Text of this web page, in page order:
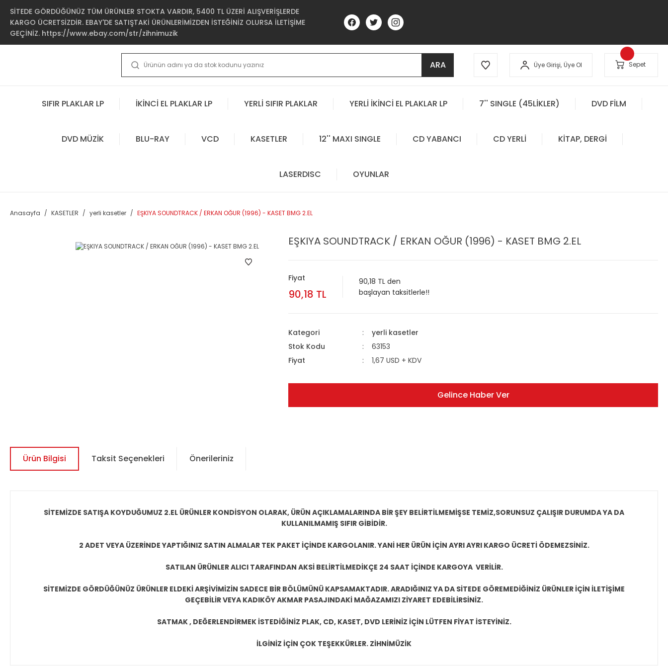
SİTEDE GÖRDÜĞÜNÜZ TÜM ÜRÜNLER STOKTA VARDIR, 5400 TL ÜZERİ ALIŞVERİŞLERDE
KARGO ÜCRETSİZDİR. EBAY'DE SATIŞTAKİ ÜRÜNLERİMİZDEN İSTEĞİNİZ OLURSA İLETİŞİME
GEÇİNİZ. https://www.ebay.com/str/zihnimuzik
ARA Üye Girişi, Üye Ol Sepet
SIFIR PLAKLAR LP İKİNCİ EL PLAKLAR LP YERLİ SIFIR PLAKLAR YERLİ İKİNCİ EL PLAKLAR LP 7'' SINGLE (45LİKLER) DVD FİLM
DVD MÜZİK BLU-RAY VCD KASETLER 12'' MAXI SINGLE CD YABANCI CD YERLİ KİTAP, DERGİ
LASERDISC OYUNLAR
Anasayfa KASETLER yerli kasetler EŞKIYA SOUNDTRACK / ERKAN OĞUR (1996) - KASET BMG 2.EL
EŞKIYA SOUNDTRACK / ERKAN OĞUR (1996) - KASET BMG 2.EL
Fiyat
90,18 TL
90,18 TL den
başlayan taksitlerle!!
Kategori
yerli kasetler
Stok Kodu
63153
Fiyat
1,67 USD + KDV
Gelince Haber Ver
Ürün Bilgisi Taksit Seçenekleri Önerileriniz
SİTEMİZDE SATIŞA KOYDUĞUMUZ 2.EL ÜRÜNLER KONDİSYON OLARAK, ÜRÜN AÇIKLAMALARINDA BİR ŞEY BELİRTİLMEMİŞSE TEMİZ,SORUNSUZ ÇALIŞIR DURUMDA YA DA
KULLANILMAMIŞ SIFIR GİBİDİR.
2 ADET VEYA ÜZERİNDE YAPTIĞINIZ SATIN ALMALAR TEK PAKET İÇİNDE KARGOLANIR. YANİ HER ÜRÜN İÇİN AYRI AYRI KARGO ÜCRETİ ÖDEMEZSİNİZ.
SATILAN ÜRÜNLER ALICI TARAFINDAN AKSİ BELİRTİLMEDİKÇE 24 SAAT İÇİNDE KARGOYA VERİLİR.
SİTEMİZDE GÖRDÜĞÜNÜZ ÜRÜNLER ELDEKİ ARŞİVİMİZİN SADECE BİR BÖLÜMÜNÜ KAPSAMAKTADIR. ARADIĞINIZ YA DA SİTEDE GÖREMEDİĞİNİZ ÜRÜNLER İÇİN İLETİŞİME
GEÇEBİLİR VEYA KADIKÖY AKMAR PASAJINDAKİ MAĞAZAMIZI ZİYARET EDEBİLİRSİNİZ.
SATMAK , DEĞERLENDİRMEK İSTEDİĞİNİZ PLAK, CD, KASET, DVD LERİNİZ İÇİN LÜTFEN FİYAT İSTEYİNİZ.
İLGİNİZ İÇİN ÇOK TEŞEKKÜRLER. ZİHNİMÜZİK